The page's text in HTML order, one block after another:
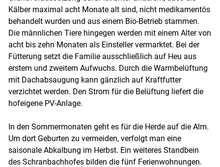
Kälber maximal acht Monate alt sind, nicht medikamentös
behandelt wurden und aus einem Bio-Betrieb stammen.
Die männlichen Tiere hingegen werden mit einem Alter von
acht bis zehn Monaten als Einsteller vermarktet. Bei der
Fütterung setzt die Familie ausschließlich auf Heu aus
erstem und zweitem Aufwuchs. Durch die Warmbelüftung
mit Dachabsaugung kann gänzlich auf Kraftfutter
verzichtet werden. Den Strom für die Belüftung liefert die
hofeigene PV-Anlage.
In den Sommermonaten geht es für die Herde auf die Alm.
Um dort Geburten zu vermeiden, verfolgt man eine
saisonale Abkalbung im Herbst. Ein weiteres Standbein
des Schranbachhofes bilden die fünf Ferienwohnungen.